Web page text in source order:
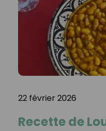
22 février 2026
Recette de